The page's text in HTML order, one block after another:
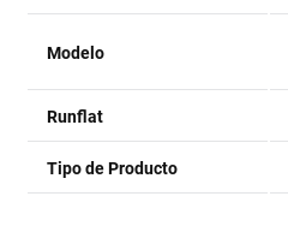
Modelo
Runflat
Tipo de Producto